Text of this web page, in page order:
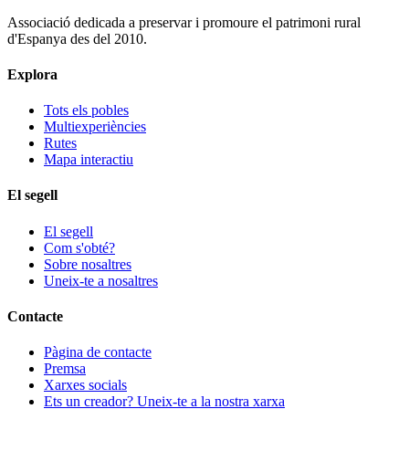
Associació dedicada a preservar i promoure el patrimoni rural
d'Espanya des del 2010.
Explora
Tots els pobles
Multiexperiències
Rutes
Mapa interactiu
El segell
El segell
Com s'obté?
Sobre nosaltres
Uneix-te a nosaltres
Contacte
Pàgina de contacte
Premsa
Xarxes socials
Ets un creador? Uneix-te a la nostra xarxa